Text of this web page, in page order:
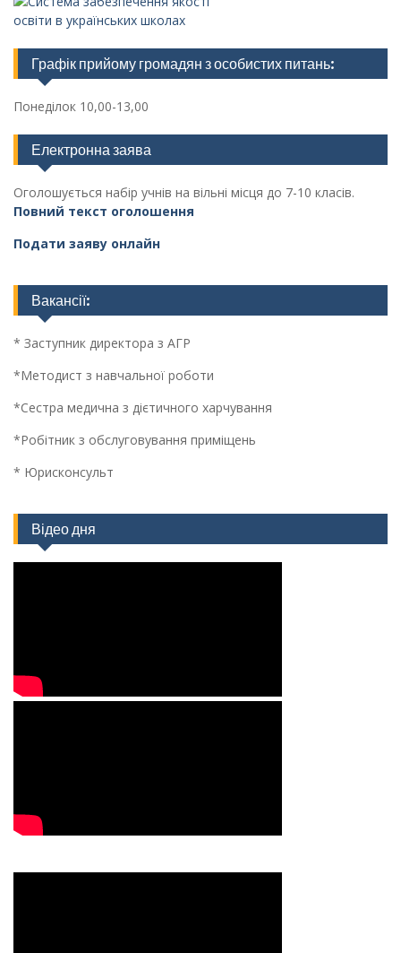
Графік прийому громадян з особистих питань:
Понеділок 10,00-13,00
Електронна заява
Оголошується набір учнів на вільні місця до 7-10 класів.
Повний текст оголошення
Подати заяву онлайн
Вакансії:
* Заступник директора з АГР
*Методист з навчальної роботи
*Сестра медична з дієтичного харчування
*Робітник з обслуговування приміщень
* Юрисконсульт
Відео дня